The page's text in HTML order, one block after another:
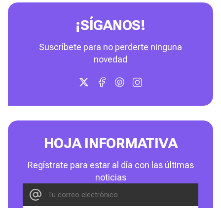
¡SÍGANOS!
Suscríbete para no perderte ninguna
novedad
HOJA INFORMATIVA
Regístrate para estar al día con las últimas
noticias